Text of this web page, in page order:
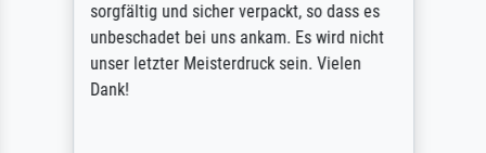
sorgfältig und sicher verpackt, so dass es
unbeschadet bei uns ankam. Es wird nicht
unser letzter Meisterdruck sein. Vielen
Dank!